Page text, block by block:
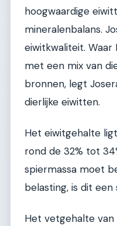
hoogwaardige
mineralenbalans.
eiwitkwaliteit.
met een mix van
bronnen, legt
dierlijke eiwitten.
Het eiwitgehalte
rond de 32% tot
spiermassa moet
belasting, is dit
Het vetgehalte van